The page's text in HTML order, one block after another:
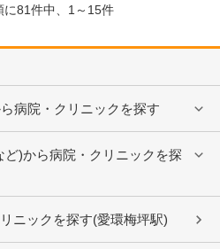
に81件中、 1～15件
病院・クリニックを探す
)から病院・クリニックを探
ニックを探す(愛環梅坪駅)